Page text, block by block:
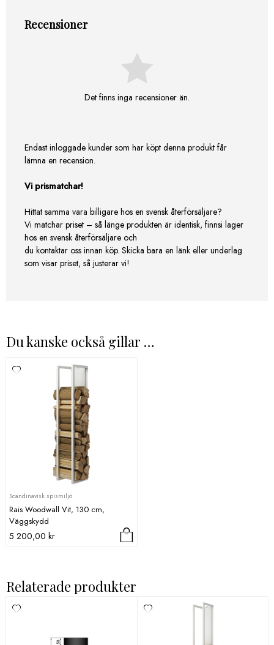
Recensioner
Det finns inga recensioner än.
Endast inloggade kunder som har köpt denna produkt får
lämna en recension.
Vi prismatchar!
Hittat samma vara billigare hos en svensk återförsäljare?
Vi matchar priset – så länge produkten är identisk, finnsi lager
hos en svensk återförsäljare och
du kontaktar oss innan köp. Skicka bara en länk eller underlag
som visar priset, så justerar vi!
Du kanske också gillar …
Scandinavisk spismiljö
Rais Woodwall Vit, 130 cm,
Väggskydd
5 200,00 kr
Relaterade produkter